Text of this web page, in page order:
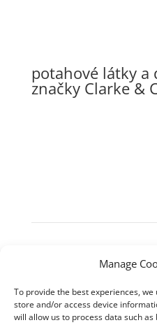
Manage
To provide the best experiences,
store and/or access device
will allow us to process data such
potahové látky a
značky Clarke &
Sýkořice 188, 270